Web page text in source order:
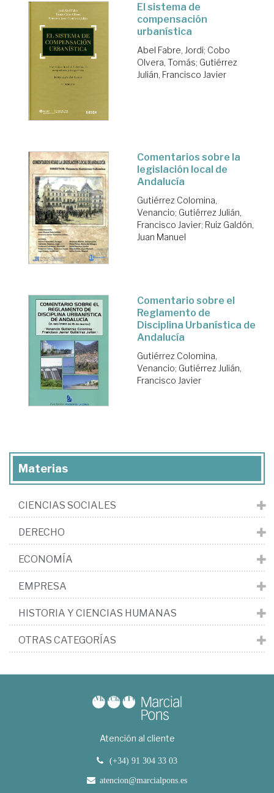
El sistema de
compensación
urbanística
Abel Fabre, Jordi; Cobo
Olvera, Tomás; Gutiérrez
Julián, Francisco Javier
Comentarios sobre la
legislación local de
Andalucía
Gutiérrez Colomina,
Venancio; Gutiérrez Julián,
Francisco Javier; Ruiz Galdón,
Juan Manuel
Comentario sobre el
Reglamento de
Disciplina Urbanística de
Andalucía
Gutiérrez Colomina,
Venancio; Gutiérrez Julián,
Francisco Javier
Materias
CIENCIAS SOCIALES
DERECHO
ECONOMÍA
EMPRESA
HISTORIA Y CIENCIAS HUMANAS
OTRAS CATEGORÍAS
Atención al cliente
(+34) 91 304 33 03
atencion@marcialpons.es